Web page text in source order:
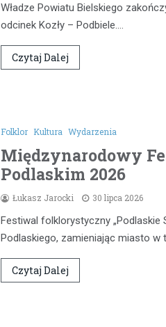
Władze Powiatu Bielskiego
odcinek Kozły – Podbiele.…
Czytaj Dalej
Folklor Kultura Wydarzenia
Międzynarodowy
Podlaskim 2026
Łukasz Jarocki 30 lipca 2026
Festiwal folklorystyczny „Podlaskie
Podlaskiego, zamieniając miasto w
Czytaj Dalej